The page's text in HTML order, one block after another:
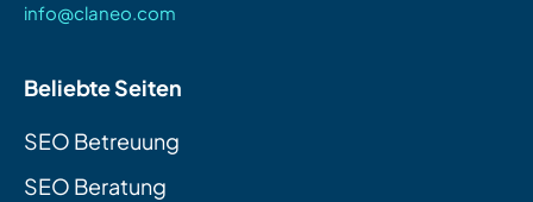
info@claneo.com
Beliebte Seiten
SEO Betreuung
SEO Beratung